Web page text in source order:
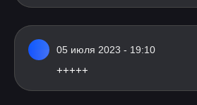
05 июля 2023 - 19:10
+++++